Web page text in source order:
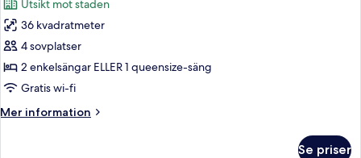
foton
för
Juniorsvit
(Panoramic
View)
Utsikt mot staden
36 kvadratmeter
4 sovplatser
2 enkelsängar ELLER 1 queensize-säng
Gratis wi-fi
Mer information
Mer
Se priser